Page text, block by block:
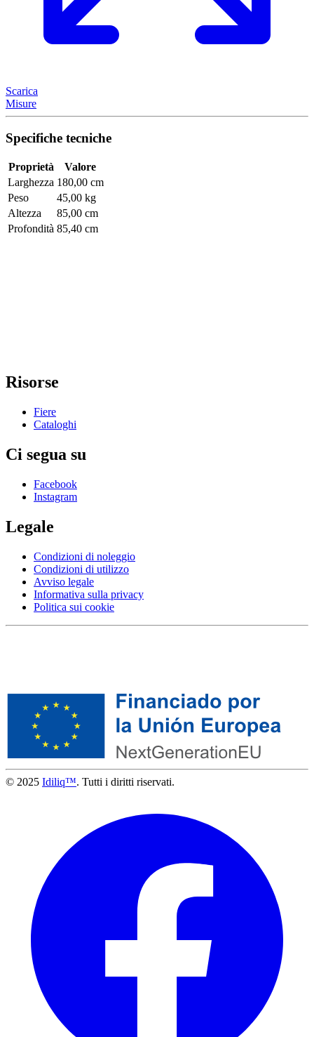
Scarica
Misure
Specifiche tecniche
Proprietà
Valore
Larghezza 180,00 cm
Peso
45,00 kg
Altezza
85,00 cm
Profondità 85,40 cm
Risorse
Fiere
Cataloghi
Ci segua su
Facebook
Instagram
Legale
Condizioni di noleggio
Condizioni di utilizzo
Avviso legale
Informativa sulla privacy
Politica sui cookie
© 2025 Idiliq™. Tutti i diritti riservati.